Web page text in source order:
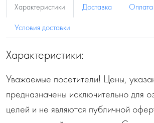
Характеристики Доставка Оплата
Условия доставки
Характеристики:
Уважаемые посетители! Цены,
предназначены исключительно для
целей и не являются публичной